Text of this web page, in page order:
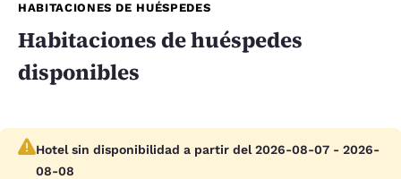
HABITACIONES DE HUÉSPEDES
Habitaciones de huéspedes
disponibles
Hotel sin disponibilidad a partir del 2026-08-07 - 2026-
08-08